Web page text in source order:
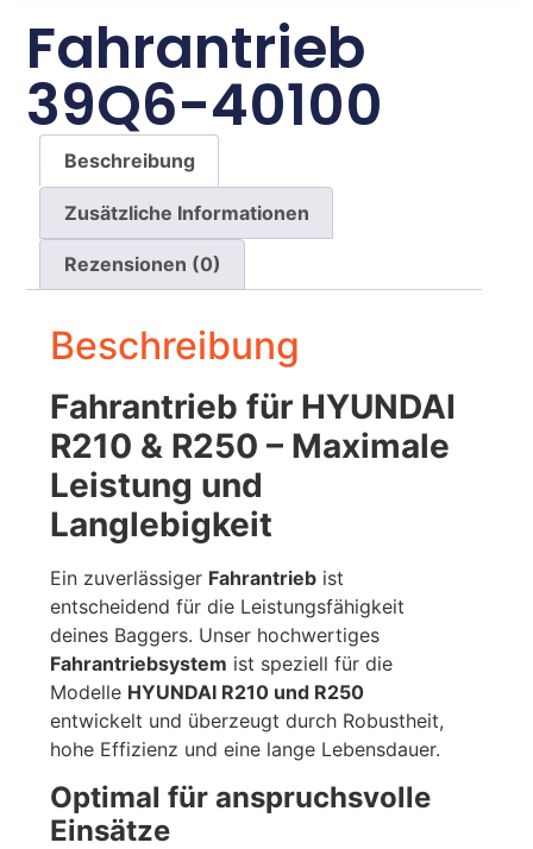
Fahrantrieb
39Q6-40100
Beschreibung
Zusätzliche Informationen
Rezensionen (0)
Beschreibung
Fahrantrieb für HYUNDAI
R210 & R250 – Maximale
Leistung und
Langlebigkeit
Ein zuverlässiger Fahrantrieb ist
entscheidend für die Leistungsfähigkeit
deines Baggers. Unser hochwertiges
Fahrantriebsystem ist speziell für die
Modelle HYUNDAI R210 und R250
entwickelt und überzeugt durch Robustheit,
hohe Effizienz und eine lange Lebensdauer.
Optimal für anspruchsvolle
Einsätze